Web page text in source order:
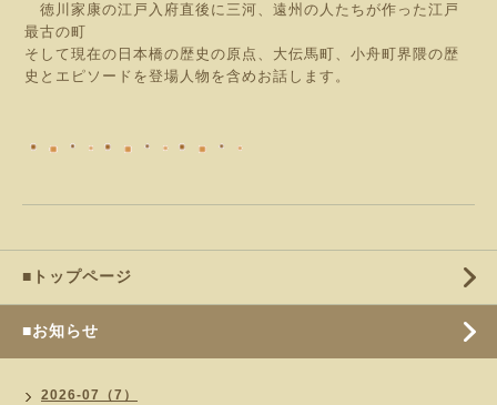
徳川家康の江戸入府直後に三河、遠州の人たちが作った江戸
最古の町
そして現在の日本橋の歴史の原点、大伝馬町、小舟町界隈の歴
史とエピソードを登場人物を含めお話します。
■トップページ
■お知らせ
2026-07（7）